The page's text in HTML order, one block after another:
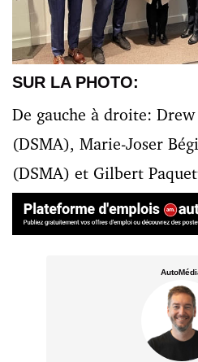
SUR LA PHOTO:
De gauche à droite:
(DSMA), Marie-Joser
(DSMA) et Gilbert